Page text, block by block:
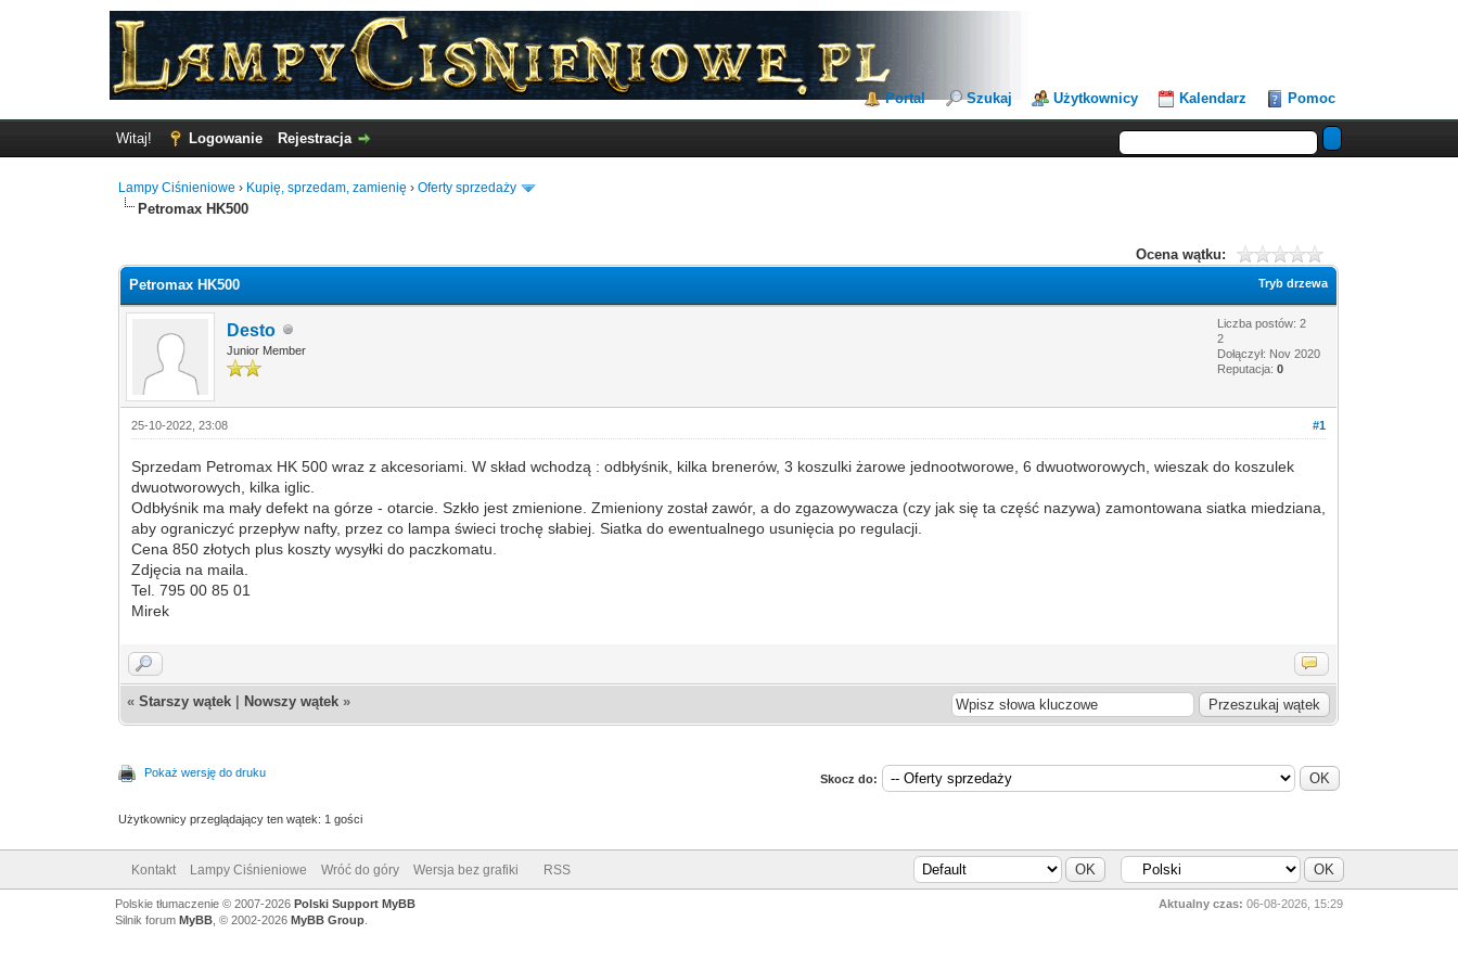
Portal Szukaj Użytkownicy Kalendarz Pomoc
Witaj! Logowanie Rejestracja
Lampy Ciśnieniowe › Kupię, sprzedam, zamienię ›Oferty sprzedaży
Petromax HK500
Ocena wątku:
Tryb drzewa
Petromax HK500
Desto
Junior Member
Liczba postów: 2
2
Dołączył: Nov 2020
Reputacja:0
#1
25-10-2022, 23:08
Sprzedam Petromax HK 500 wraz z akcesoriami. W skład wchodzą : odbłyśnik, kilka brenerów, 3 koszulki żarowe jednootworowe, 6 dwuotworowych, wieszak do koszulek
dwuotworowych, kilka iglic.
Odbłyśnik ma mały defekt na górze - otarcie. Szkło jest zmienione. Zmieniony został zawór, a do zgazowywacza (czy jak się ta część nazywa) zamontowana siatka miedziana,
aby ograniczyć przepływ nafty, przez co lampa świeci trochę słabiej. Siatka do ewentualnego usunięcia po regulacji.
Cena 850 złotych plus koszty wysyłki do paczkomatu.
Zdjęcia na maila.
Tel. 795 00 85 01
Mirek
«Starszy wątek Nowszy wątek »
Pokaż wersję do druku Skocz do:
Użytkownicy przeglądający ten wątek: 1 gości
Kontakt Lampy Ciśnieniowe Wróć do góry Wersja bez grafiki RSS
Aktualny czas: 06-08-2026, 15:29
Polskie tłumaczenie © 2007-2026 Polski Support MyBB
Silnik forum MyBB, © 2002-2026 MyBB Group.